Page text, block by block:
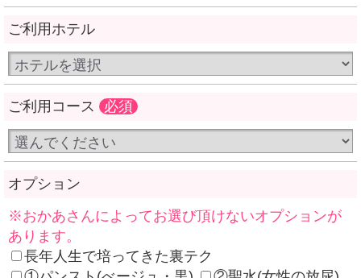
ご利用ホテル
ご利用コース 必須
オプション
※おかあさんによってお選び頂けないオプションが
あります。
長年人生で培ってきた裏テク